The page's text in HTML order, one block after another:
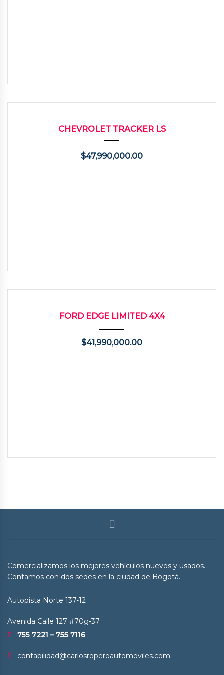
CHEVROLET TRACKER LS
$47,990,000.00
FORD EDGE LIMITED 4X4
$41,990,000.00
Comercializamos los mejores vehículos nuevos y usados.
Contamos con dos sedes en la ciudad de Bogotá.
Autopista Norte 137-12
Avenida Calle 127 #70g-37
755 7221 – 755 7116
contabilidad@carlosroperoautomoviles.com